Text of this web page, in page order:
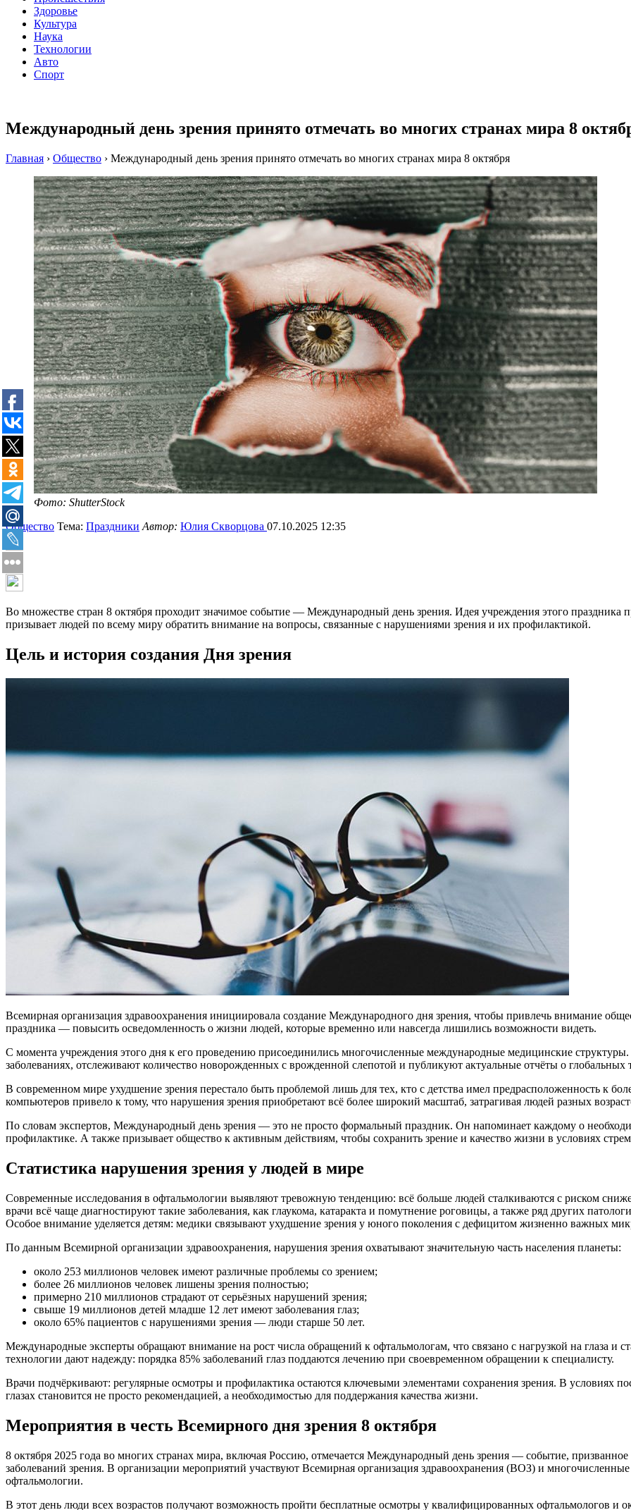
Здоровье
Культура
Наука
Технологии
Авто
Спорт
Международный день зрения принято отмечать во многих странах мира 8
Главная › Общество › Международный день зрения принято отмечать во многих странах мира 8 октября
Фото: ShutterStock
Общество Тема: Праздники Автор: Юлия Скворцова 07.10.2025 12:35
Во множестве стран 8 октября проходит значимое событие — Международный день зрения. Идея учреждения этого праздника
призывает людей по всему миру обратить внимание на вопросы, связанные с нарушениями зрения и их профилактикой.
Цель и история создания Дня зрения
Всемирная организация здравоохранения инициировала создание Международного дня зрения, чтобы привлечь внимание
праздника — повысить осведомленность о жизни людей, которые временно или навсегда лишились возможности видеть.
С момента учреждения этого дня к его проведению присоединились многочисленные международные медицинские
заболеваниях, отслеживают количество новорожденных с врожденной слепотой и публикуют актуальные отчёты о глобальных
В современном мире ухудшение зрения перестало быть проблемой лишь для тех, кто с детства имел предрасположенность к
компьютеров привело к тому, что нарушения зрения приобретают всё более широкий масштаб, затрагивая людей разных
По словам экспертов, Международный день зрения — это не просто формальный праздник. Он напоминает каждому о
профилактике. А также призывает общество к активным действиям, чтобы сохранить зрение и качество жизни в условиях
Статистика нарушения зрения у людей в мире
Современные исследования в офтальмологии выявляют тревожную тенденцию: всё больше людей сталкиваются с риском
врачи всё чаще диагностируют такие заболевания, как глаукома, катаракта и помутнение роговицы, а также ряд других
Особое внимание уделяется детям: медики связывают ухудшение зрения у юного поколения с дефицитом жизненно важных
По данным Всемирной организации здравоохранения, нарушения зрения охватывают значительную часть населения планеты:
около 253 миллионов человек имеют различные проблемы со зрением;
более 26 миллионов человек лишены зрения полностью;
примерно 210 миллионов страдают от серьёзных нарушений зрения;
свыше 19 миллионов детей младше 12 лет имеют заболевания глаз;
около 65% пациентов с нарушениями зрения — люди старше 50 лет.
Международные эксперты обращают внимание на рост числа обращений к офтальмологам, что связано с нагрузкой на глаза и
технологии дают надежду: порядка 85% заболеваний глаз поддаются лечению при своевременном обращении к специалисту.
Врачи подчёркивают: регулярные осмотры и профилактика остаются ключевыми элементами сохранения зрения. В условиях
глазах становится не просто рекомендацией, а необходимостью для поддержания качества жизни.
Мероприятия в честь Всемирного дня зрения 8 октября
8 октября 2025 года во многих странах мира, включая Россию, отмечается Международный день зрения — событие,
заболеваний зрения. В организации мероприятий участвуют Всемирная организация здравоохранения (ВОЗ) и
офтальмологии.
В этот день люди всех возрастов получают возможность пройти бесплатные осмотры у квалифицированных офтальмологов и